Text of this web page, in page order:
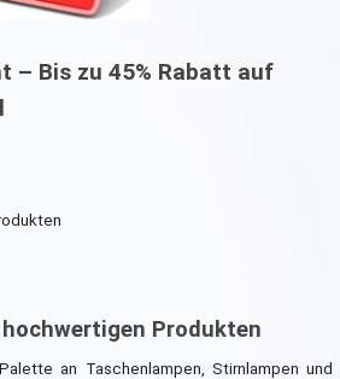
– Bis zu 45% Rabatt auf
Produkten
an Taschenlampen, Stirnlampen und